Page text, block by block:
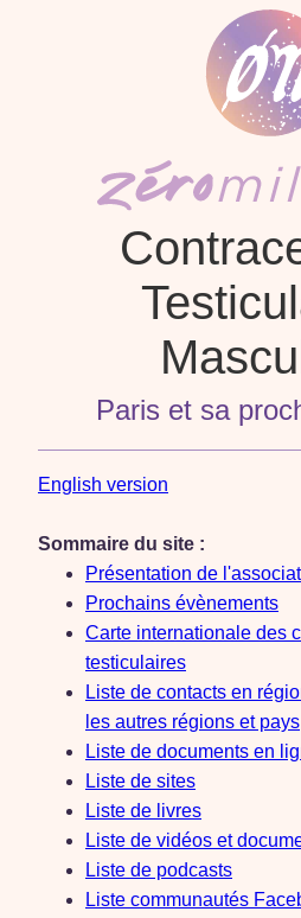
Paris et sa
English version
Sommaire du site :
Présentation de
Prochains évènements
Carte internationale des
testiculaires
Liste de contacts en
les autres régions et pays
Liste de documents en
Liste de sites
Liste de livres
Liste de vidéos et
Liste de podcasts
Liste communautés